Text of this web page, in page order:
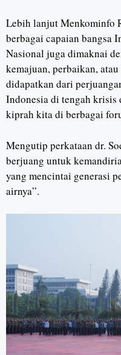
Lebih lanjut Menkominfo
berbagai capaian bangsa
Nasional juga dimaknai
kemajuan, perbaikan,
didapatkan dari
Indonesia di tengah
kiprah kita di berbagai
Mengutip perkataan dr.
berjuang untuk
yang mencintai generasi
airnya”.